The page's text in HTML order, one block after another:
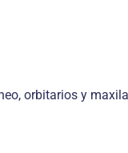
orbitarios y